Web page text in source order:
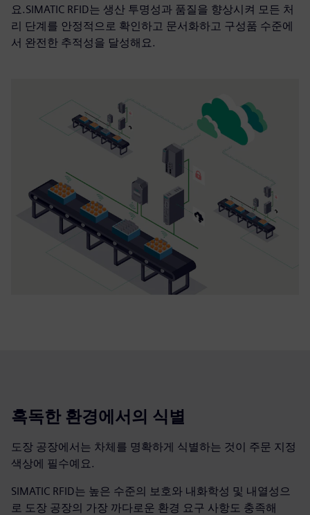
요.SIMATIC RFID는 생산 투명성과 품질을 향상시켜 모든 처
리 단계를 안정적으로 확인하고 문서화하고 구성품 수준에
서 완전한 추적성을 달성해요.
혹독한 환경에서의 식별
도장 공장에서는 차체를 명확하게 식별하는 것이 주문 지정
색상에 필수예요.
SIMATIC RFID는 높은 수준의 보호와 내화학성 및 내열성으
로 도장 공장의 가장 까다로운 환경 요구 사항도 충족해